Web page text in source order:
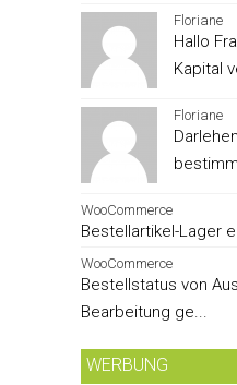
Floriane
Hallo
Kapital
Floriane
WooCommerce
Bestellartikel-Lager
WooCommerce
Bestellstatus von
Bearbeitung ge...
WERBUNG